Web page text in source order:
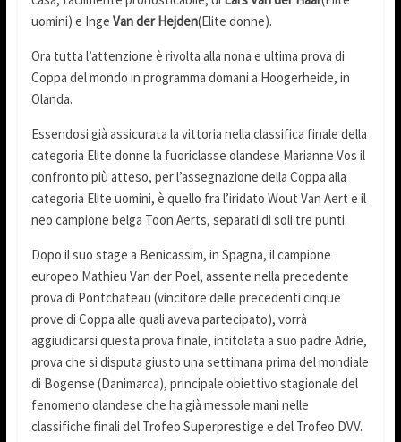
uomini) e Inge Van der Hejden(Elite donne).
Ora tutta l’attenzione è rivolta alla nona e ultima prova di
Coppa del mondo in programma domani a Hoogerheide, in
Olanda.
Essendosi già assicurata la vittoria nella classifica finale della
categoria Elite donne la fuoriclasse olandese Marianne Vos il
confronto più atteso, per l’assegnazione della Coppa alla
categoria Elite uomini, è quello fra l’iridato Wout Van Aert e il
neo campione belga Toon Aerts, separati di soli tre punti.
Dopo il suo stage a Benicassim, in Spagna, il campione
europeo Mathieu Van der Poel, assente nella precedente
prova di Pontchateau (vincitore delle precedenti cinque
prove di Coppa alle quali aveva partecipato), vorrà
aggiudicarsi questa prova finale, intitolata a suo padre Adrie,
prova che si disputa giusto una settimana prima del mondiale
di Bogense (Danimarca), principale obiettivo stagionale del
fenomeno olandese che ha già messole mani nelle
classifiche finali del Trofeo Superprestige e del Trofeo DVV.